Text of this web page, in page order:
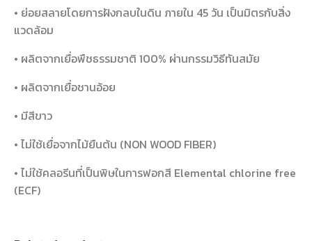
• ย่อยสลายโดยการฝังกลบในดิน ภายใน 45 วัน เป็นมิตรกับสิ่ง
แวดล้อม
• ผลิตจากเยื่อพืชธรรมชาติ 100% ผ่านกรรมวิธีทันสมัย
• ผลิตจากเยื่อชานอ้อย
• มีสีขาว
• ไม่ใช้เยื่อจากไม้ยืนต้น (NON WOOD FIBER)
• ไม่ใช้คลอรีนที่เป็นพิษในการฟอกสี Elemental chlorine free
(ECF)